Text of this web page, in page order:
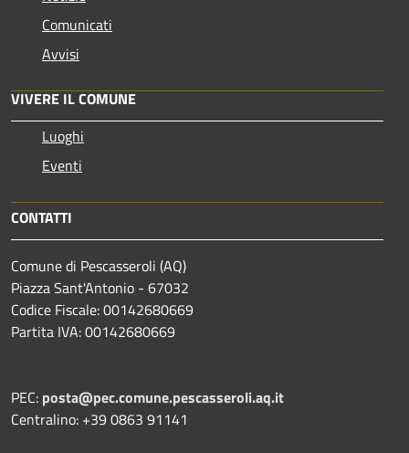
Comunicati
Avvisi
VIVERE IL COMUNE
Luoghi
Eventi
CONTATTI
Comune di Pescasseroli (AQ)
Piazza Sant'Antonio - 67032
Codice Fiscale: 00142680669
Partita IVA: 00142680669
PEC: posta@pec.comune.pescasseroli.aq.it
Centralino: +39 0863 91141